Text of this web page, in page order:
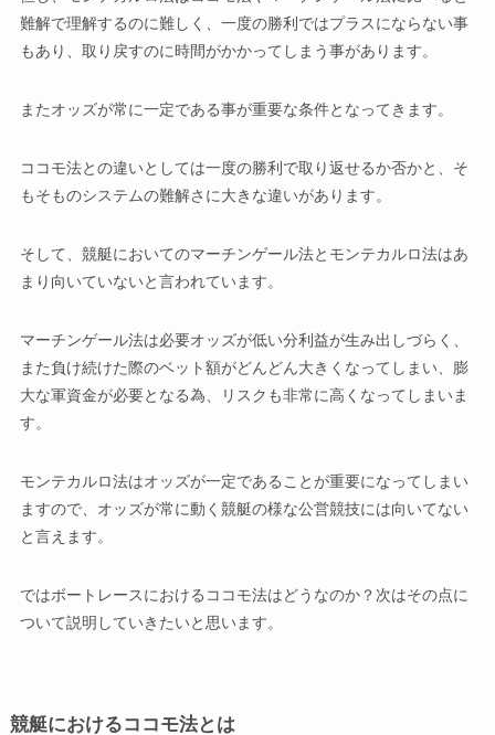
難解で理解するのに難しく、一度の勝利ではプラスにならない事
もあり、取り戻すのに時間がかかってしまう事があります。
またオッズが常に一定である事が重要な条件となってきます。
ココモ法との違いとしては一度の勝利で取り返せるか否かと、そ
もそものシステムの難解さに大きな違いがあります。
そして、競艇においてのマーチンゲール法とモンテカルロ法はあ
まり向いていないと言われています。
マーチンゲール法は必要オッズが低い分利益が生み出しづらく、
また負け続けた際のベット額がどんどん大きくなってしまい、膨
大な軍資金が必要となる為、リスクも非常に高くなってしまいま
す。
モンテカルロ法はオッズが一定であることが重要になってしまい
ますので、オッズが常に動く競艇の様な公営競技には向いてない
と言えます。
ではボートレースにおけるココモ法はどうなのか？次はその点に
ついて説明していきたいと思います。
競艇におけるココモ法とは